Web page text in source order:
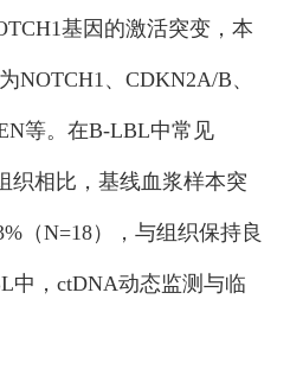
基因的激活突变，本
NOTCH1、CDKN2A/B、
等。在B-LBL中常见
织相比，基线血浆样本突
（N=18），与组织保持良
中，ctDNA动态监测与临